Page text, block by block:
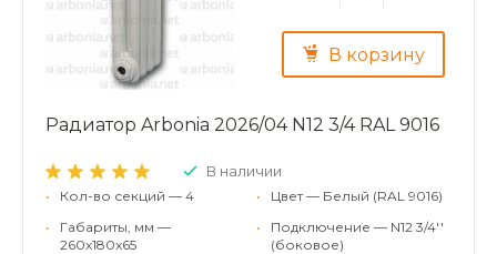
В корзину
Радиатор Arbonia 2026/04 N12 3/4 RAL 9016
В наличии
•
Кол-во секций — 4
•
Габариты, мм —
260x180x65
•
Цвет — Белый (RAL 9016)
•
Подключение — N12 3/4''
(боковое)